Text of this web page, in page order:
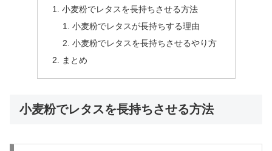
小麦粉でレタスを長持ちさせる方法
小麦粉でレタスが長持ちする理由
小麦粉でレタスを長持ちさせるやり方
まとめ
小麦粉でレタスを長持ちさせる方法